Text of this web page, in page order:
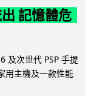
記憶體危
及次世代 PSP 手提
用主機及一款性能